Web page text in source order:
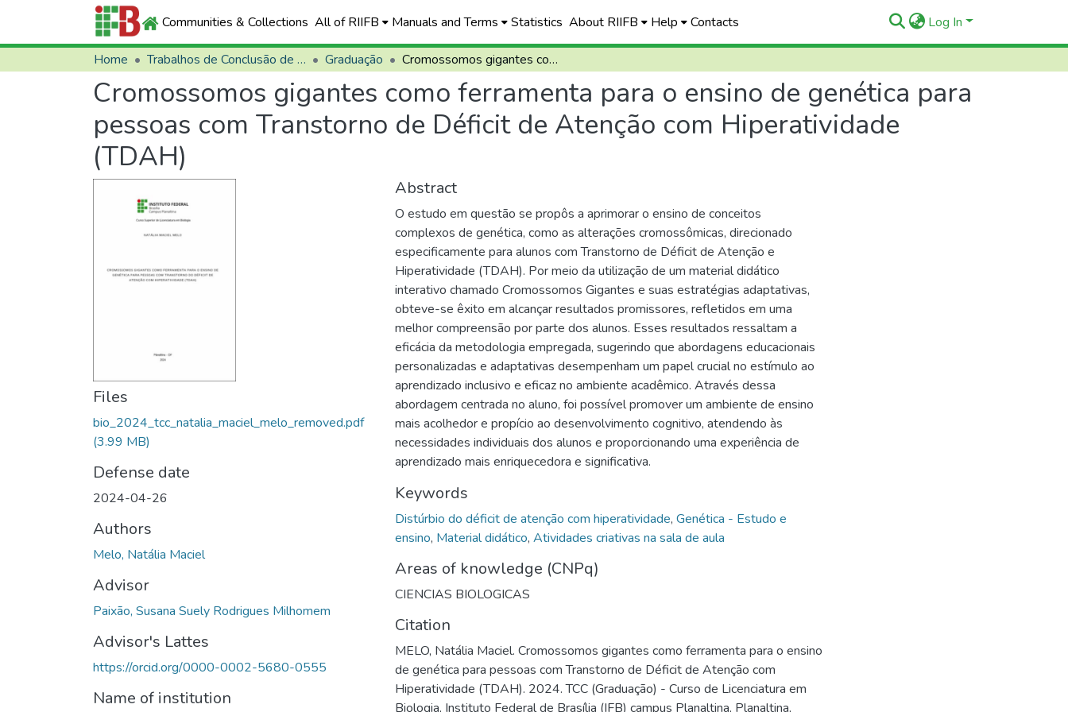
Communities & Collections All of RIIFB Manuals and Terms Statistics About RIIFB Help Contacts Log In
Home Trabalhos de Conclusão de Curso (TCCs) Graduação Cromossomos gigantes como ferramenta para o ensino de genética para pessoas com Transtorno de Déficit de Atenção com Hiperatividade (TDAH)
Cromossomos gigantes como ferramenta para o ensino de genética para
pessoas com Transtorno de Déficit de Atenção com Hiperatividade
(TDAH)
Files
bio_2024_tcc_natalia_maciel_melo_removed.pdf
(3.99 MB)
Defense date
2024-04-26
Authors
Melo, Natália Maciel
Advisor
Paixão, Susana Suely Rodrigues Milhomem
Advisor's Lattes
https://orcid.org/0000-0002-5680-0555
Name of institution
Abstract
O estudo em questão se propôs a aprimorar o ensino de conceitos
complexos de genética, como as alterações cromossômicas, direcionado
especificamente para alunos com Transtorno de Déficit de Atenção e
Hiperatividade (TDAH). Por meio da utilização de um material didático
interativo chamado Cromossomos Gigantes e suas estratégias adaptativas,
obteve-se êxito em alcançar resultados promissores, refletidos em uma
melhor compreensão por parte dos alunos. Esses resultados ressaltam a
eficácia da metodologia empregada, sugerindo que abordagens educacionais
personalizadas e adaptativas desempenham um papel crucial no estímulo ao
aprendizado inclusivo e eficaz no ambiente acadêmico. Através dessa
abordagem centrada no aluno, foi possível promover um ambiente de ensino
mais acolhedor e propício ao desenvolvimento cognitivo, atendendo às
necessidades individuais dos alunos e proporcionando uma experiência de
aprendizado mais enriquecedora e significativa.
Keywords
Distúrbio do déficit de atenção com hiperatividade, Genética - Estudo e
ensino, Material didático, Atividades criativas na sala de aula
Areas of knowledge (CNPq)
CIENCIAS BIOLOGICAS
Citation
MELO, Natália Maciel. Cromossomos gigantes como ferramenta para o ensino
de genética para pessoas com Transtorno de Déficit de Atenção com
Hiperatividade (TDAH). 2024. TCC (Graduação) - Curso de Licenciatura em
Biologia, Instituto Federal de Brasília (IFB) campus Planaltina, Planaltina,